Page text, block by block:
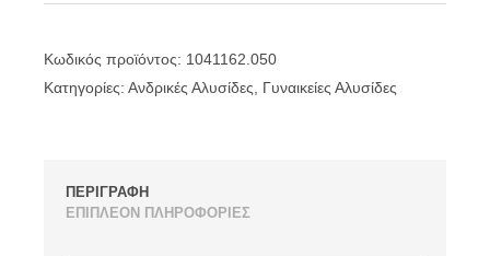
Κωδικός προϊόντος: 1041162.050
Κατηγορίες: Ανδρικές Αλυσίδες Γυναικείες Αλυσίδες
ΠΕΡΙΓΡΑΦΗ
ΕΠΙΠΛΕΟΝ ΠΛΗΡΟΦΟΡΙΕΣ